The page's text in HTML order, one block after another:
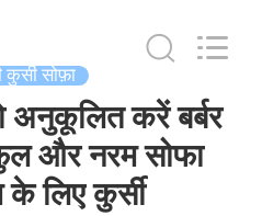
सोफ़ा
अनुकूलित करें बर्बर
और नरम सोफा
लिए कुर्सी